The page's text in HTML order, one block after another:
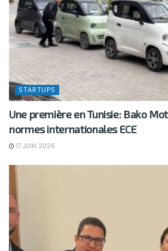
STARTUPS
Une première en Tunisie: Bako
normes internationales ECE
17 JUIN 2026